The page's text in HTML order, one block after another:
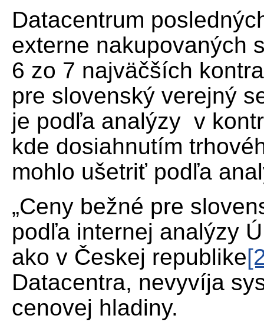
Datacentrum
externe nakupovaných
6 zo 7 najväčších
pre slovenský verejný
je podľa analýzy v
kde dosiahnutím
mohlo ušetriť podľa
„Ceny bežné pre
podľa internej analýzy
ako v Českej republike
Datacentra, nevyvíja
cenovej hladiny.